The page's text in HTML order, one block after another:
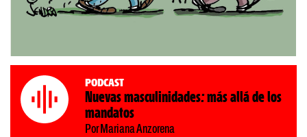
Podcast
Nuevas masculinidades: más allá de los
mandatos
Por Mariana Anzorena